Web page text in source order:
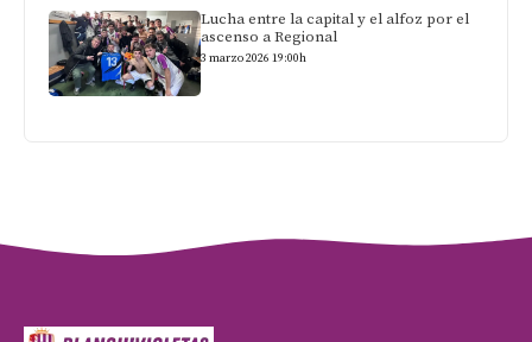
Lucha entre la capital y el alfoz por el
ascenso a Regional
3 marzo 2026 19:00h